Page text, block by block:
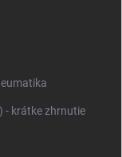
- krátke zhrnutie